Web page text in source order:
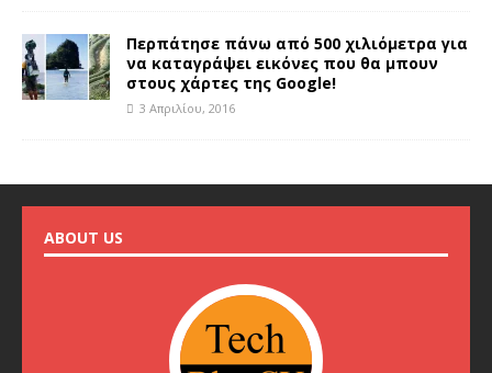
Περπάτησε πάνω από 500 χιλιόμετρα για
να καταγράψει εικόνες που θα μπουν
στους χάρτες της Google!
3 Απριλίου, 2016
ABOUT US